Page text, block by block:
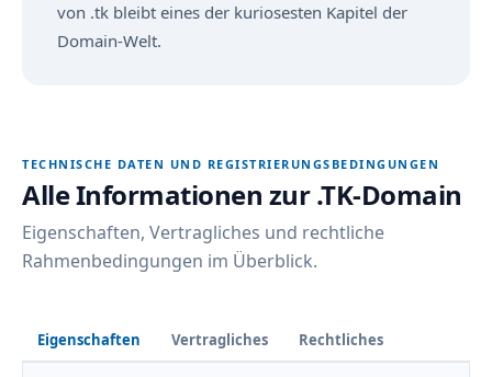
von .tk bleibt eines der kuriosesten Kapitel der
Domain-Welt.
TECHNISCHE DATEN UND REGISTRIERUNGSBEDINGUNGEN
Alle Informationen zur .TK-Domain
Eigenschaften, Vertragliches und rechtliche
Rahmenbedingungen im Überblick.
Eigenschaften Vertragliches Rechtliches